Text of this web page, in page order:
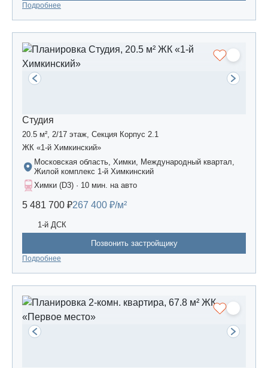
Подробнее
Студия
20.5 м², 2/17 этаж, Секция Корпус 2.1
ЖК «1-й Химкинский»
Московская область, Химки, Международный квартал,
Жилой комплекс 1-й Химкинский
Химки (D3) · 10 мин. на авто
5 481 700 ₽267 400 ₽/м²
1-й ДСК
Позвонить застройщику
Подробнее